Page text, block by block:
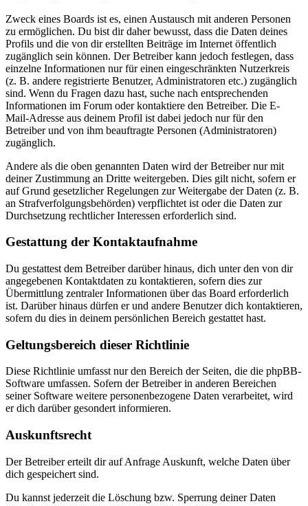
Zweck eines Boards ist es, einen Austausch mit anderen Personen
zu ermöglichen. Du bist dir daher bewusst, dass die Daten deines
Profils und die von dir erstellten Beiträge im Internet öffentlich
zugänglich sein können. Der Betreiber kann jedoch festlegen, dass
einzelne Informationen nur für einen eingeschränkten Nutzerkreis
(z. B. andere registrierte Benutzer, Administratoren etc.) zugänglich
sind. Wenn du Fragen dazu hast, suche nach entsprechenden
Informationen im Forum oder kontaktiere den Betreiber. Die E-
Mail-Adresse aus deinem Profil ist dabei jedoch nur für den
Betreiber und von ihm beauftragte Personen (Administratoren)
zugänglich.
Andere als die oben genannten Daten wird der Betreiber nur mit
deiner Zustimmung an Dritte weitergeben. Dies gilt nicht, sofern er
auf Grund gesetzlicher Regelungen zur Weitergabe der Daten (z. B.
an Strafverfolgungsbehörden) verpflichtet ist oder die Daten zur
Durchsetzung rechtlicher Interessen erforderlich sind.
Gestattung der Kontaktaufnahme
Du gestattest dem Betreiber darüber hinaus, dich unter den von dir
angegebenen Kontaktdaten zu kontaktieren, sofern dies zur
Übermittlung zentraler Informationen über das Board erforderlich
ist. Darüber hinaus dürfen er und andere Benutzer dich kontaktieren,
sofern du dies in deinem persönlichen Bereich gestattet hast.
Geltungsbereich dieser Richtlinie
Diese Richtlinie umfasst nur den Bereich der Seiten, die die phpBB-
Software umfassen. Sofern der Betreiber in anderen Bereichen
seiner Software weitere personenbezogene Daten verarbeitet, wird
er dich darüber gesondert informieren.
Auskunftsrecht
Der Betreiber erteilt dir auf Anfrage Auskunft, welche Daten über
dich gespeichert sind.
Du kannst jederzeit die Löschung bzw. Sperrung deiner Daten